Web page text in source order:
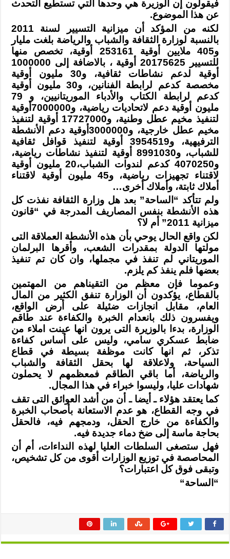
فيقولون إن الوزيرة هي وحدها التي تستطيع التحدث
عن هذا الموضوع.
لكنه من المؤكد أن ميزانية التسيير لسنة 2011
بالنسبة لوزارة الثقافة والشباب والرياضة بلغت مليار
و405 ملايين أوقية 253161 أوقية، تخصص منها
للتسيير 20175625
أوقية ، بالاضافة إلى 1000000
أوقية لدعم نشاطات ثقافية، و30 مليون أوقية
مخصصة
كدعم لرابطة الفنانين، و30 مليون أوقية
كدعم لرابطة الكتاب والأدباء الموريتانيين،
و 79
مليون أوقية دعم لاتحاديات رياضية، و7000000أوقية
لتنفيذ مخيم عطل وطنية،
و17727000 أوقية لتنفيذ
مخيم عطل خارجية، و3000000أوقية دعم الأنشطة
الترفيهية،
و3954519 أوقية لتنفيذ قوافل ثقافية
للشباب، و8991030 أوقية لتنفيذ نشاطات رياضية،
و4070250 كدعم لندوات الشباب،20 مليون أوقية
لاقتناء تجهيزات رياضية، و45 مليون
أوقية لاقتناء
أملاك ثابتة، وأملاك أخرى…
ولم تتأكد “الساحة” بعد هل وزارة الثقافة نفذت كل
هذه الأنشطة بنفس المصاريف
المدرجة في “قانون
ميزانية 2011” أم لا؟
لكن واقع الحال يوحي بأن هذه الأنشطة العملاقة التى
مولتها الدولة بمقدرات
الشعب، وأقرها البرلمان
الموريتاني لم تنفذ في مجملها، وان كان تم تنفيذ
بعضها فلم ينفذ كم يلزم.
وعموما فإن معظم من التقيناهم من المهتمين
بالقطاع، يؤكدون أن الوزارة تنفق
الكثير من المال
العام، مقابل انجازات ضئيلة على أرض الواقع،
ويفسرون ذلك بانعدام
الخبرة والكفاءة عند طاقم
الوزارة، بدءا بالوزيرة التى يرون انها عينت املاء من
ضابط عسكري سامي، وليس على أساس كفاءة
تذكر، ثم انها كانت موظفة بسيطة في قطاع
السياحة، ولاعلاقة لها بحقل الثقافة والشباب
والرياضة، أما باقي الطاقم فمعظمهم لا يحملون
شهادات عليا، وليسوا خبراء في هذا المجال.
كما يعتقد هؤلاء ـ أيضا ـ أن من أشد العوائق التى تقف
في وجه القطاع، هو عدم
الاستعانة بأصحاب الخبرة
والكفاءة من خارج الحقل، ودمجهم فيه، فالحقل
بحاجة ماسة إلى ضخ دماء جديدة فيه.
فهل ستصغى السلطات العليا لهذه النداءات، أم أن
المحاصصة في توزيع الوزارات أقوى من كل تشخيص،
وتبقى فوق كل اعتبارات؟
“ الساحة“